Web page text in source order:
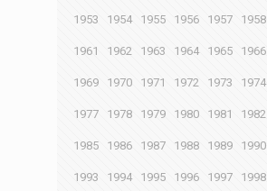
1953 1954 1955 1956 1957 1958
1961 1962 1963 1964 1965 1966
1969 1970 1971 1972 1973 1974
1977 1978 1979 1980 1981 1982
1985 1986 1987 1988 1989 1990
1993 1994 1995 1996 1997 1998